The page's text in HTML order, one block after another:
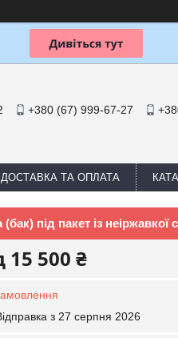
+380 (67) 999-67-27
ДОСТАВКА ТА ОПЛАТА
(бак) під пакет із неіржавкої
15 500 ₴
з 27 серпня 2026